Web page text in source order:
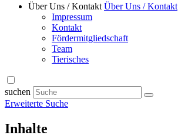
Über Uns / Kontakt Über Uns / Kontakt
Impressum
Kontakt
Fördermitgliedschaft
Team
Tierisches
suchen
Erweiterte Suche
Inhalte